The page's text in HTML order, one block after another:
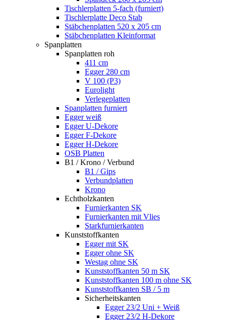
Tischlerplatten 5-fach (furniert)
Tischlerplatte Deco Stab
Stäbchenplatten 520 x 205 cm
Stäbchenplatten Kleinformat
Spanplatten
Spanplatten roh
411 cm
Egger 280 cm
V 100 (P3)
Eurolight
Verlegeplatten
Spanplatten furniert
Egger weiß
Egger U-Dekore
Egger F-Dekore
Egger H-Dekore
OSB Platten
B1 / Krono / Verbund
B1 / Gips
Verbundplatten
Krono
Echtholzkanten
Furnierkanten SK
Furnierkanten mit Vlies
Starkfurnierkanten
Kunststoffkanten
Egger mit SK
Egger ohne SK
Westag ohne SK
Kunststoffkanten 50 m SK
Kunststoffkanten 100 m ohne SK
Kunststoffkanten SB / 5 m
Sicherheitskanten
Egger 23/2 Uni + Weiß
Egger 23/2 H-Dekore